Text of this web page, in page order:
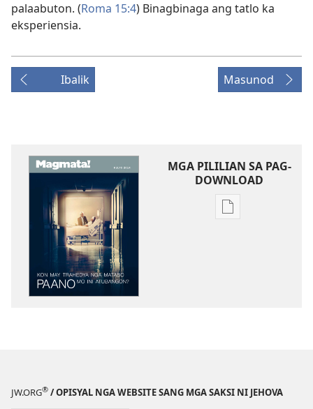
palaabuton. (Roma 15:4) Binagbinaga ang tatlo ka
eksperiensia.
Ibalik Masunod
MGA PILILIAN SA PAG-
DOWNLOAD
Mga
Trahedya
JW.ORG® / OPISYAL NGA WEBSITE SANG MGA SAKSI NI JEHOVA